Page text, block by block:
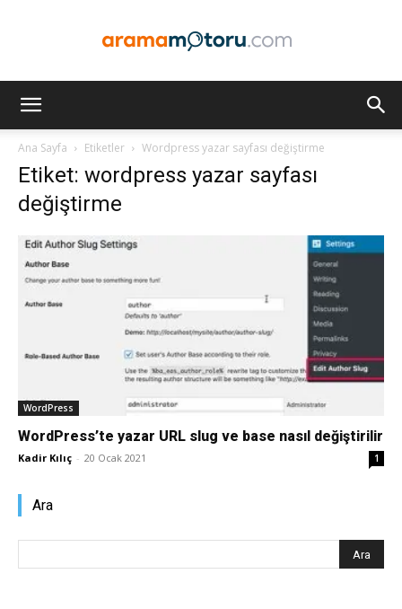
ve
Pazarlaması
Ana Sayfa Etiketler Wordpress yazar sayfası değiştirme
Etiket: wordpress yazar sayfası
değiştirme
WordPress
WordPress’te yazar URL slug ve base nasıl değiştirilir
Kadir Kılıç - 20 Ocak 2021 1
Ara